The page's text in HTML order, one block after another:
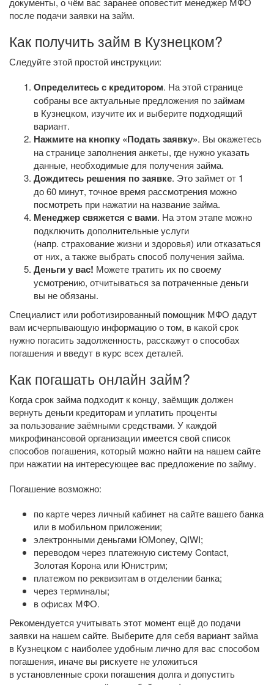
после подачи заявки на займ.
Как получить займ в Кузнецком?
Следуйте этой простой инструкции:
Определитесь с кредитором. На этой странице
собраны все актуальные предложения по займам
в Кузнецком, изучите их и выберите подходящий
вариант.
Нажмите на кнопку «Подать заявку». Вы окажетесь
на странице заполнения анкеты, где нужно указать
данные, необходимые для получения займа.
Дождитесь решения по заявке. Это займет от 1
до 60 минут, точное время рассмотрения можно
посмотреть при нажатии на название займа.
Менеджер свяжется с вами. На этом этапе можно
подключить дополнительные услуги
(напр. страхование жизни и здоровья) или отказаться
от них, а также выбрать способ получения займа.
Деньги у вас! Можете тратить их по своему
усмотрению, отчитываться за потраченные деньги
вы не обязаны.
Специалист или роботизированный помощник МФО дадут
вам исчерпывающую информацию о том, в какой срок
нужно погасить задолженность, расскажут о способах
погашения и введут в курс всех деталей.
Как погашать онлайн займ?
Когда срок займа подходит к концу, заёмщик должен
вернуть деньги кредиторам и уплатить проценты
за пользование заёмными средствами. У каждой
микрофинансовой организации имеется свой список
способов погашения, который можно найти на нашем сайте
при нажатии на интересующее вас предложение по займу.
Погашение возможно:
по карте через личный кабинет на сайте вашего банка
или в мобильном приложении;
электронными деньгами ЮMoney, QIWI;
переводом через платежную систему Contact,
Золотая Корона или Юнистрим;
платежом по реквизитам в отделении банка;
через терминалы;
в офисах МФО.
Рекомендуется учитывать этот момент ещё до подачи
заявки на нашем сайте. Выберите для себя вариант займа
в Кузнецком с наиболее удобным лично для вас способом
погашения, иначе вы рискуете не уложиться
в установленные сроки погашения долга и допустить